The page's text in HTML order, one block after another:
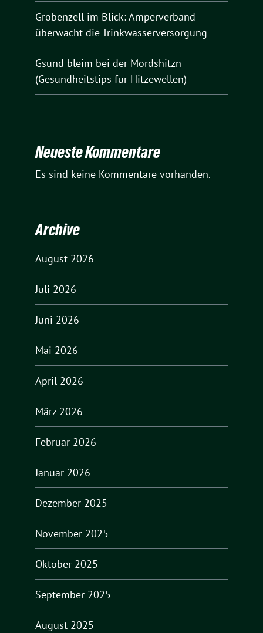
Gröbenzell im Blick: Amperverband
überwacht die Trinkwasserversorgung
Gsund bleim bei der Mordshitzn
(Gesundheitstips für Hitzewellen)
Neueste Kommentare
Es sind keine Kommentare vorhanden.
Archive
August 2026
Juli 2026
Juni 2026
Mai 2026
April 2026
März 2026
Februar 2026
Januar 2026
Dezember 2025
November 2025
Oktober 2025
September 2025
August 2025